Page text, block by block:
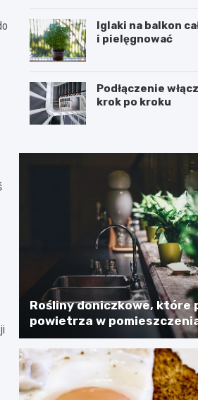
Iglaki na balkon
i pielęgnować
Podłączenie
krok po kroku
Rośliny doniczkowe, które
powietrza w